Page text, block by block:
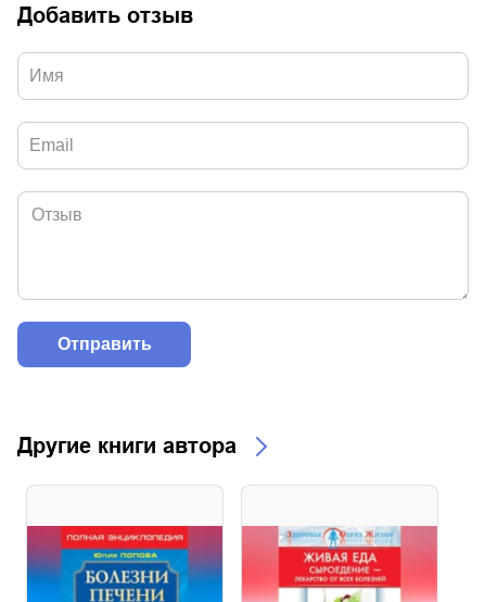
Добавить отзыв
Другие книги автора